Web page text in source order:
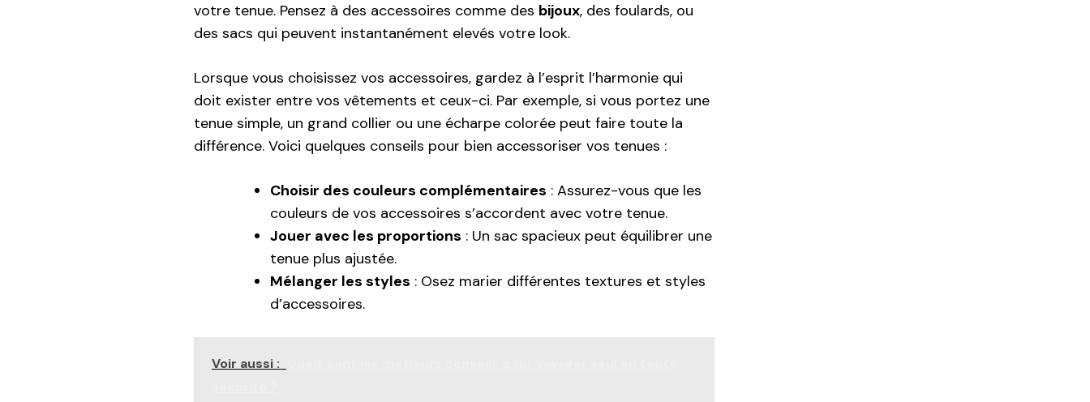
votre tenue. Pensez à des accessoires comme des bijoux, des foulards, ou
des sacs qui peuvent instantanément elevés votre look.
Lorsque vous choisissez vos accessoires, gardez à l’esprit l’harmonie qui
doit exister entre vos vêtements et ceux-ci. Par exemple, si vous portez une
tenue simple, un grand collier ou une écharpe colorée peut faire toute la
différence. Voici quelques conseils pour bien accessoriser vos tenues :
Choisir des couleurs complémentaires : Assurez-vous que les
couleurs de vos accessoires s’accordent avec votre tenue.
Jouer avec les proportions : Un sac spacieux peut équilibrer une
tenue plus ajustée.
Mélanger les styles : Osez marier différentes textures et styles
d’accessoires.
Voir aussi :